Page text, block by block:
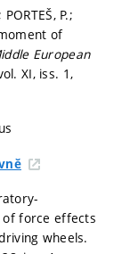
P.;
of
European
XI, iss. 1,
force effects
wheels.